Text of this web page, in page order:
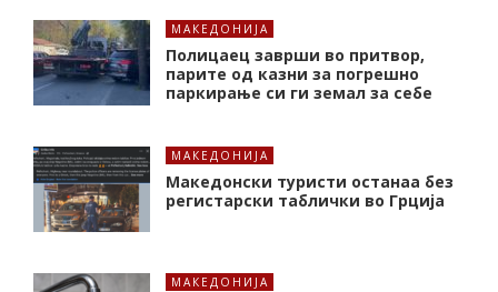
МАКЕДОНИЈА
Полицаец заврши во притвор,
парите од казни за погрешно
паркирање си ги земал за себе
МАКЕДОНИЈА
Македонски туристи останаа без
регистарски таблички во Грција
МАКЕДОНИЈА